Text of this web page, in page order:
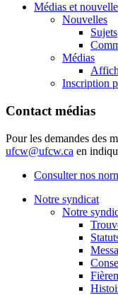
Médias et
Nouvelles
Sujets
Médias
Inscription
Contact médias
Pour les demandes des
ufcw@ufcw.ca en
Consulter nos
Notre syndicat
Notre